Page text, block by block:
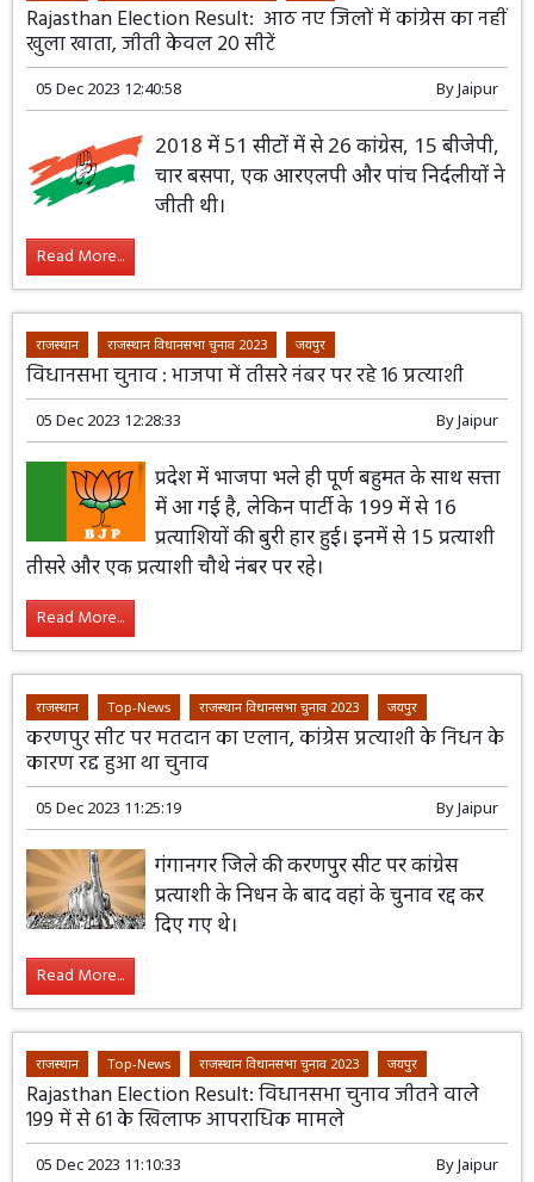
Rajasthan Election Result: आठ नए जिलों में कांग्रेस का नहीं
खुला खाता, जीती केवल 20 सीटें
05 Dec 2023 12:40:58 ByJaipur
2018 में 51 सीटों में से 26 कांग्रेस, 15 बीजेपी,
चार बसपा, एक आरएलपी और पांच निर्दलीयों ने
जीती थी।
Read More...
राजस्थान राजस्थान विधानसभा चुनाव 2023 जयपुर
विधानसभा चुनाव : भाजपा में तीसरे नंबर पर रहे 16 प्रत्याशी
05 Dec 2023 12:28:33 ByJaipur
प्रदेश में भाजपा भले ही पूर्ण बहुमत के साथ सत्ता
में आ गई है, लेकिन पार्टी के 199 में से 16
प्रत्याशियों की बुरी हार हुई। इनमें से 15 प्रत्याशी
तीसरे और एक प्रत्याशी चौथे नंबर पर रहे।
Read More...
राजस्थान Top-News राजस्थान विधानसभा चुनाव 2023 जयपुर
करणपुर सीट पर मतदान का एलान, कांग्रेस प्रत्याशी के निधन के
कारण रद्द हुआ था चुनाव
05 Dec 2023 11:25:19 ByJaipur
गंगानगर जिले की करणपुर सीट पर कांग्रेस
प्रत्याशी के निधन के बाद वहां के चुनाव रद्द कर
दिए गए थे।
Read More...
राजस्थान Top-News राजस्थान विधानसभा चुनाव 2023 जयपुर
Rajasthan Election Result: विधानसभा चुनाव जीतने वाले
199 में से 61 के खिलाफ आपराधिक मामले
05 Dec 2023 11:10:33 ByJaipur